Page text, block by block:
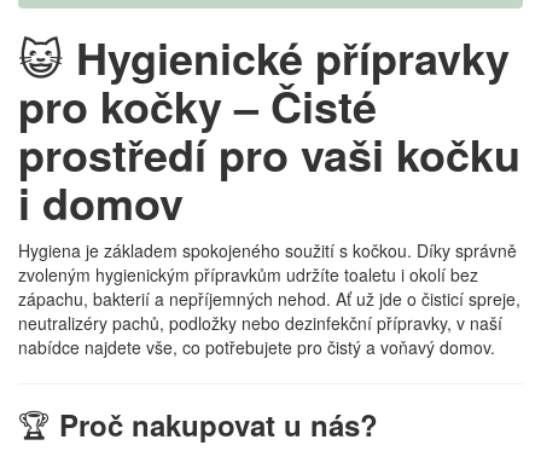
😺 Hygienické přípravky
pro kočky – Čisté
prostředí pro vaši kočku
i domov
Hygiena je základem spokojeného soužití s kočkou. Díky správně
zvoleným hygienickým přípravkům udržíte toaletu i okolí bez
zápachu, bakterií a nepříjemných nehod. Ať už jde o čisticí spreje,
neutralizéry pachů, podložky nebo dezinfekční přípravky, v naší
nabídce najdete vše, co potřebujete pro čistý a voňavý domov.
🏆 Proč nakupovat u nás?